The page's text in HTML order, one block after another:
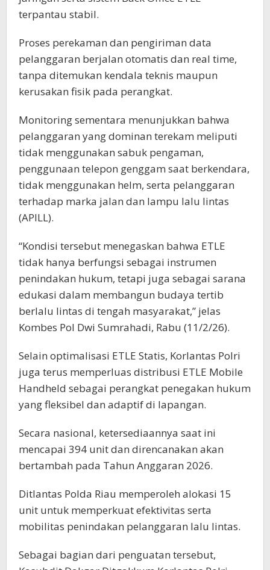
terpantau stabil.
Proses perekaman dan pengiriman data
pelanggaran berjalan otomatis dan real time,
tanpa ditemukan kendala teknis maupun
kerusakan fisik pada perangkat.
Monitoring sementara menunjukkan bahwa
pelanggaran yang dominan terekam meliputi
tidak menggunakan sabuk pengaman,
penggunaan telepon genggam saat berkendara,
tidak menggunakan helm, serta pelanggaran
terhadap marka jalan dan lampu lalu lintas
(APILL).
“Kondisi tersebut menegaskan bahwa ETLE
tidak hanya berfungsi sebagai instrumen
penindakan hukum, tetapi juga sebagai sarana
edukasi dalam membangun budaya tertib
berlalu lintas di tengah masyarakat,” jelas
Kombes Pol Dwi Sumrahadi, Rabu (11/2/26).
Selain optimalisasi ETLE Statis, Korlantas Polri
juga terus memperluas distribusi ETLE Mobile
Handheld sebagai perangkat penegakan hukum
yang fleksibel dan adaptif di lapangan.
Secara nasional, ketersediaannya saat ini
mencapai 394 unit dan direncanakan akan
bertambah pada Tahun Anggaran 2026.
Ditlantas Polda Riau memperoleh alokasi 15
unit untuk memperkuat efektivitas serta
mobilitas penindakan pelanggaran lalu lintas.
Sebagai bagian dari penguatan tersebut,